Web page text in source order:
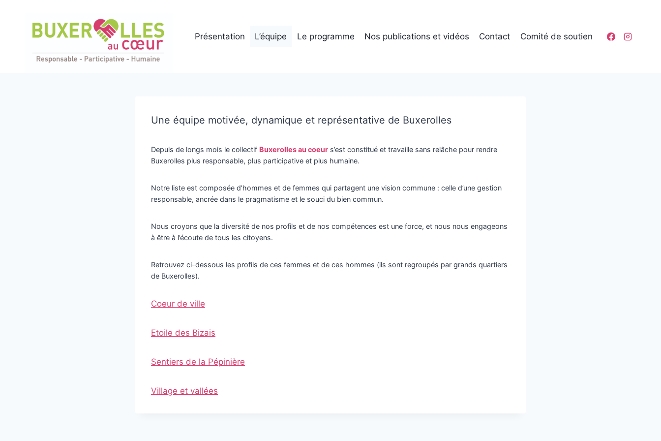
Présentation L’équipe Le programme Nos publications et vidéos Contact Comité de soutien
Une équipe motivée, dynamique et représentative de Buxerolles
Depuis de longs mois le collectif Buxerolles au coeur s’est constitué et travaille sans relâche pour rendre
Buxerolles plus responsable, plus participative et plus humaine.
Notre liste est composée d’hommes et de femmes qui partagent une vision commune : celle d’une gestion
responsable, ancrée dans le pragmatisme et le souci du bien commun.
Nous croyons que la diversité de nos profils et de nos compétences est une force, et nous nous engageons
à être à l’écoute de tous les citoyens.
Retrouvez ci-dessous les profils de ces femmes et de ces hommes (ils sont regroupés par grands quartiers
de Buxerolles).
Coeur de ville
Etoile des Bizais
Sentiers de la Pépinière
Village et vallées